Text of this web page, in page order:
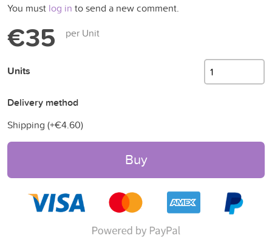
You must log in to send a new comment.
€35 per Unit
Units
Delivery method
Shipping (+€4.60)
Buy